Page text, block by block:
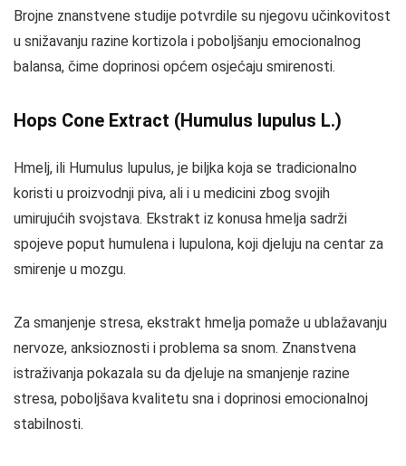
Brojne znanstvene studije potvrdile su njegovu učinkovitost
u snižavanju razine kortizola i poboljšanju emocionalnog
balansa, čime doprinosi općem osjećaju smirenosti.
Hops Cone Extract (Humulus lupulus L.)
Hmelj, ili Humulus lupulus, je biljka koja se tradicionalno
koristi u proizvodnji piva, ali i u medicini zbog svojih
umirujućih svojstava. Ekstrakt iz konusa hmelja sadrži
spojeve poput humulena i lupulona, koji djeluju na centar za
smirenje u mozgu.
Za smanjenje stresa, ekstrakt hmelja pomaže u ublažavanju
nervoze, anksioznosti i problema sa snom. Znanstvena
istraživanja pokazala su da djeluje na smanjenje razine
stresa, poboljšava kvalitetu sna i doprinosi emocionalnoj
stabilnosti.